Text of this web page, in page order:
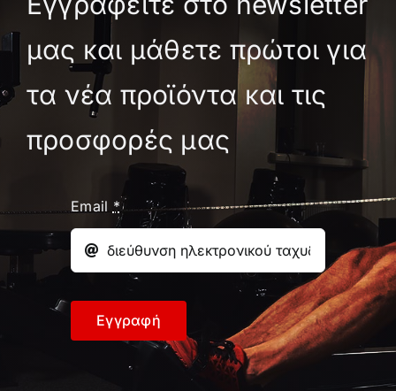
μας και μάθετε πρώτοι για
τα νέα προϊόντα και τις
προσφορές μας
Email *
Εγγραφή